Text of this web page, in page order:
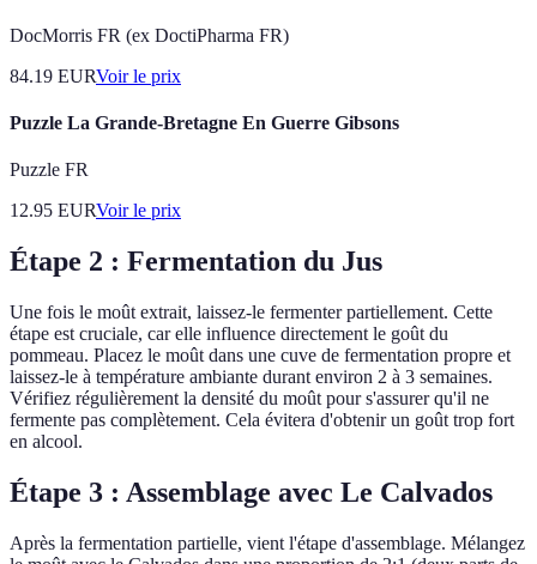
DocMorris FR (ex DoctiPharma FR)
84.19 EURVoir le prix
Puzzle La Grande-Bretagne En Guerre Gibsons
Puzzle FR
12.95 EURVoir le prix
Étape 2 : Fermentation du Jus
Une fois le moût extrait, laissez-le fermenter partiellement. Cette
étape est cruciale, car elle influence directement le goût du
pommeau. Placez le moût dans une cuve de fermentation propre et
laissez-le à température ambiante durant environ 2 à 3 semaines.
Vérifiez régulièrement la densité du moût pour s'assurer qu'il ne
fermente pas complètement. Cela évitera d'obtenir un goût trop fort
en alcool.
Étape 3 : Assemblage avec Le Calvados
Après la fermentation partielle, vient l'étape d'assemblage. Mélangez